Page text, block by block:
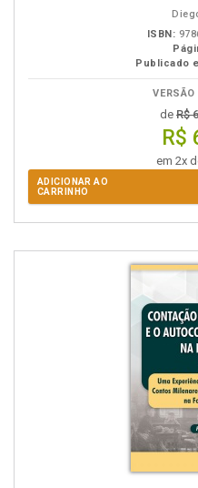
ISBN:
Publicado
de R$
R$
em 2x
ADICIONAR AO
CARRINHO